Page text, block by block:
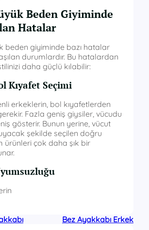
Beden Giyiminde
Hatalar
beden giyiminde bazı hatalar
durumlardır. Bu hatalardan
daha güçlü kılabilir:
Kıyafet Seçimi
erkeklerin, bol kıyafetlerden
Fazla geniş giysiler, vücudu
gösterir. Bunun yerine, vücut
şekilde seçilen doğru
ürünleri çok daha şık bir
Bez Ayakkabı Erkek